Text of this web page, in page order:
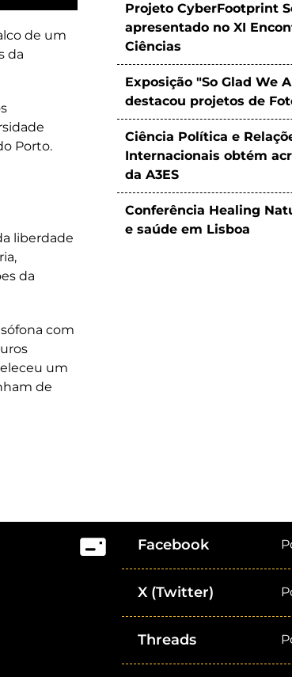
de um
da
Porto.
liberdade
da
com
um
de
Projeto CyberFootprint
apresentado no XI
Ciências
Exposição "So Glad We
destacou projetos de
Ciência Política e
Internacionais obtém
da A3ES
Conferência Healing
e saúde em Lisboa
Facebook
X (Twitter)
Threads